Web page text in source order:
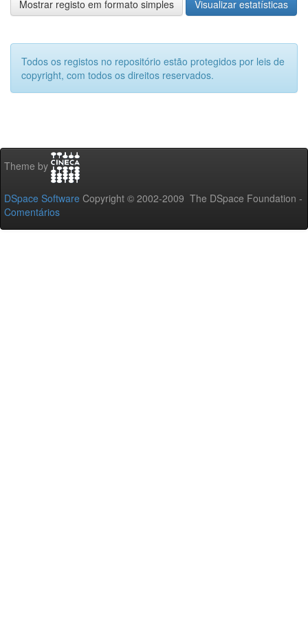
Mostrar registo em formato simples Visualizar estatísticas
Todos os registos no repositório estão protegidos por leis de
copyright, com todos os direitos reservados.
Theme by
DSpace Software Copyright © 2002-2009 The DSpace Foundation -
Comentários